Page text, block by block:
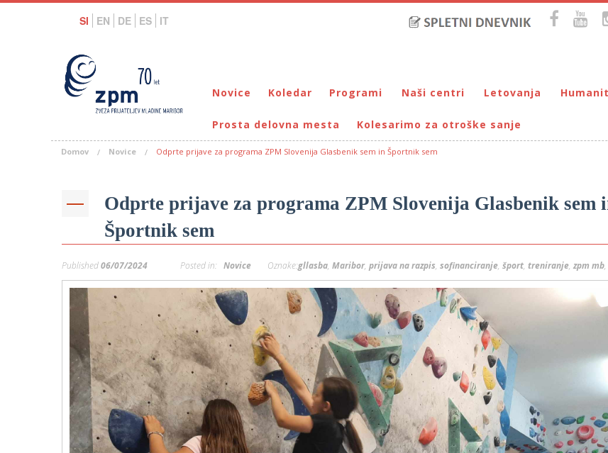
SI EN DE ES IT
Novice Koledar Programi
Bralna značka
Eko programi
Cunjami – izmenjevalnica oblačil
Galerija male Velike umetnosti
Mladi za napredek Maribora
Mladinski center DUM
Otroški parlament
Počitnice s prijatelji – DUM Maribor
Prireditve / Pust, Teden otroka, dedek Mraz …
Prostovoljstvo
Rojstni dan s prijatelji
TOM – telefon za otroke in mladostnike
Ustvarjalne delavnice
Soba pobega – Prepih v labirintu
Povezani za ljudi
Naši centri
DUM Maribor
VIRC Poreč
Letovanja
Letovanje – VIRC Poreč
Letovanje – DMZ na
Prosta delovna mesta Kolesarimo za otroške sanje
Domov Novice Odprte prijave za programa ZPM Slovenija Glasbenik sem in Športnik sem
Odprte prijave za programa ZPM Slovenija Glasbenik sem
Športnik sem
Published06/07/2024 Posted in: Novice Oznake:gllasba, Maribor, prijava na razpis, sofinanciranje, šport, treniranje, zpm mb,